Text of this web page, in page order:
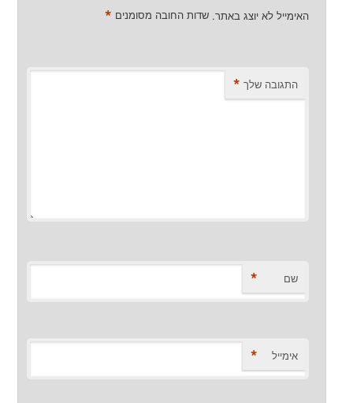
האימייל לא יוצג באתר. שדות החובה מסומנים *
התגובה שלך *
שם *
אימייל *